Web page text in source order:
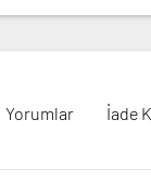
Yorumlar İade